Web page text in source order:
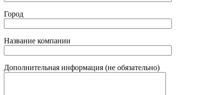
Город
Название компании
Дополнительная информация (не обязательно)